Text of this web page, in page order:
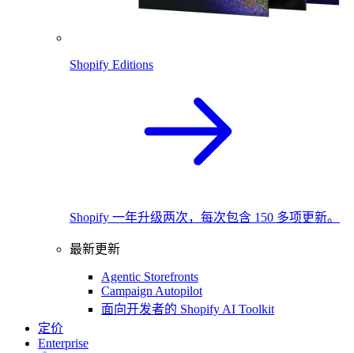
Shopify Editions
Shopify 一年升级两次，每次包含 150 多项更新。
最新更新
Agentic Storefronts
Campaign Autopilot
面向开发者的 Shopify AI Toolkit
定价
Enterprise